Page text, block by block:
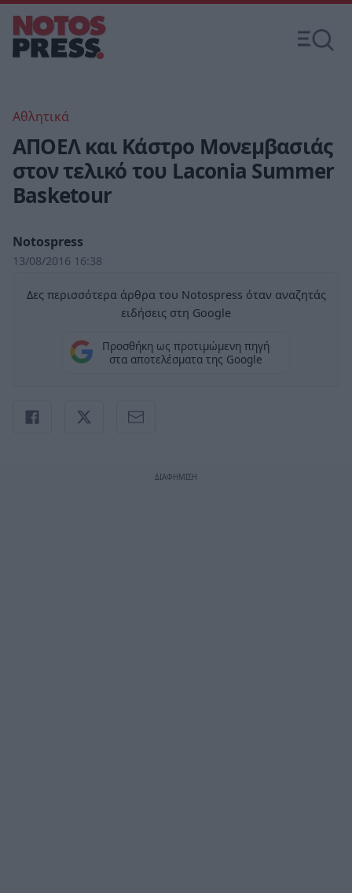
Αθλητικά
ΑΠΟΕΛ και Κάστρο Μονεμβασιάς
στον τελικό του Laconia Summer
Basketour
Notospress
13/08/2016 16:38
Δες περισσότερα άρθρα του Notospress όταν αναζητάς
ειδήσεις στη Google
Προσθήκη ως προτιμώμενη πηγή
στα αποτελέσματα της Google